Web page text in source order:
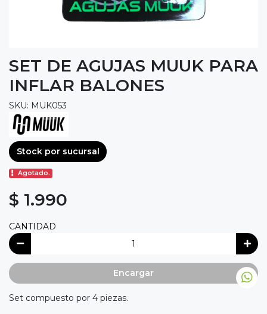
SET DE AGUJAS MUUK PARA
INFLAR BALONES
SKU: MUK053
Stock por sucursal
Agotado.
$ 1.990
CANTIDAD
Encargar
Set compuesto por 4 piezas.